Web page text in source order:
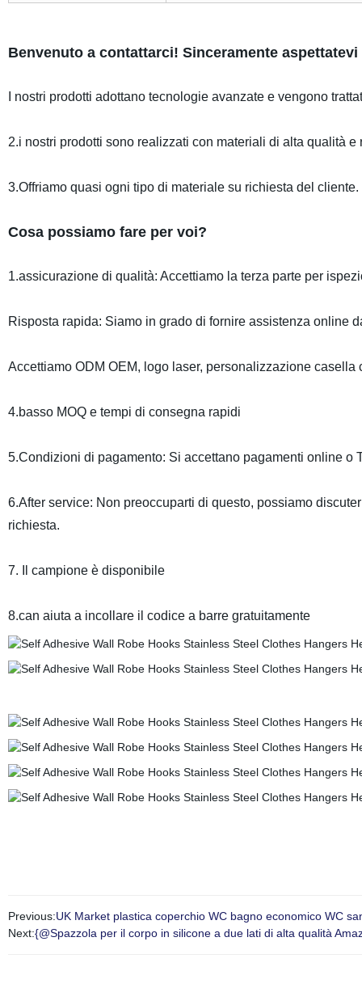
Benvenuto a contattarci! Sinceramente
I nostri prodotti adottano tecnologie avanzate e vengono
2.i nostri prodotti sono realizzati con materiali di alta qualità
3.Offriamo quasi ogni tipo di materiale su richiesta del cliente.
Cosa possiamo fare per voi?
1.assicurazione di qualità: Accettiamo la terza parte per
Risposta rapida: Siamo in grado di fornire assistenza online
Accettiamo ODM OEM, logo laser, personalizzazione casella
4.basso MOQ e tempi di consegna rapidi
5.Condizioni di pagamento: Si accettano pagamenti online o
6.After service: Non preoccuparti di questo, possiamo
richiesta.
7. Il campione è disponibile
8.can aiuta a incollare il codice a barre gratuitamente
Previous:UK Market plastica coperchio WC bagno economico WC
Next:{@Spazzola per il corpo in silicone a due lati di alta qualità